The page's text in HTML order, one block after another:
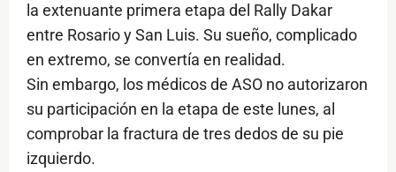
la extenuante primera etapa del Rally Dakar
entre Rosario y San Luis. Su sueño, complicado
en extremo, se convertía en realidad.
Sin embargo, los médicos de ASO no autorizaron
su participación en la etapa de este lunes, al
comprobar la fractura de tres dedos de su pie
izquierdo.